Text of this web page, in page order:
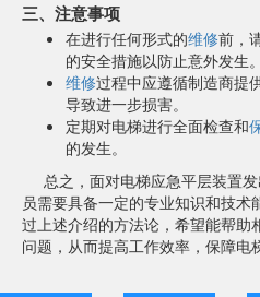
三、注意事项
在进行任何形式的维修前，
的安全措施以防止意外发生。
维修过程中应遵循制造商提
导致进一步损害。
定期对电梯进行全面检查和
的发生。
总之，面对电梯应急平层装置
员需要具备一定的专业知识和技术
过上述介绍的方法论，希望能帮助
问题，从而提高工作效率，保障电